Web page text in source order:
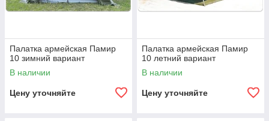
Палатка армейская Памир
10 зимний вариант
В наличии
Цену уточняйте
Палатка армейская Памир
10 летний вариант
В наличии
Цену уточняйте